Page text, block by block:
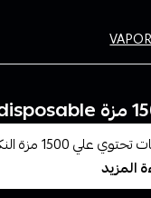
سحبة جاهزة بف
المزيد